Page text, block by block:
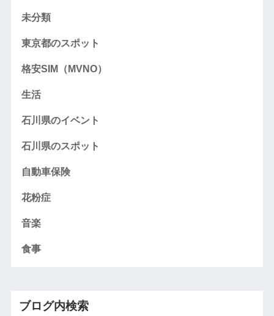
未分類
東京都のスポット
格安SIM（MVNO）
生活
石川県のイベント
石川県のスポット
自動車保険
花粉症
音楽
食事
ブログ内検索